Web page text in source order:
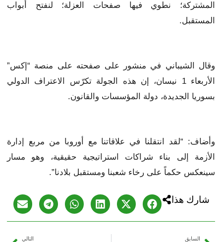
المشتركة؛ نطوي فيها صفحات العزلة؛ لنفتح أبواب
المستقبل.
وقال الشيباني في منشور على صفحته على منصة “إكس”
الأربعاء 1 نيسان، إن هذه الجولة تكرّس الاعتراف الدولي
بسوريا الجديدة، دولة المؤسسات والقانون.
وأضاف: “لقد انتقلنا في علاقاتنا مع أوروبا من مربع إدارة
الأزمة إلى بناء شراكات استراتيجية حقيقية، وهو مسار
سينعكس حكماً على رخاء شعبنا ومستقبل بلادنا”.
شارك هذا
السابق التالي